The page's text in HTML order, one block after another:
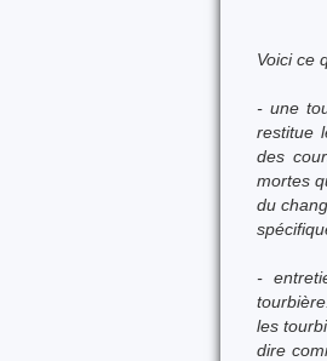
Voici ce
- une
restitue
des
mortes
du
-
les
dire